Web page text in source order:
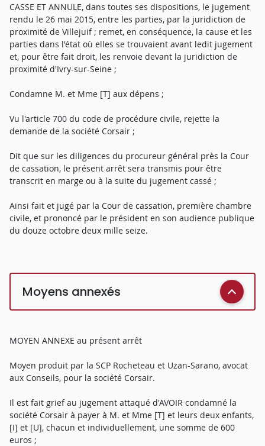
CASSE ET ANNULE, dans toutes ses dispositions, le jugement
rendu le 26 mai 2015, entre les parties, par la juridiction de
proximité de Villejuif ; remet, en conséquence, la cause et les
parties dans l'état où elles se trouvaient avant ledit jugement
et, pour être fait droit, les renvoie devant la juridiction de
proximité d'Ivry-sur-Seine ;
Condamne M. et Mme [T] aux dépens ;
Vu l'article 700 du code de procédure civile, rejette la
demande de la société Corsair ;
Dit que sur les diligences du procureur général près la Cour
de cassation, le présent arrêt sera transmis pour être
transcrit en marge ou à la suite du jugement cassé ;
Ainsi fait et jugé par la Cour de cassation, première chambre
civile, et prononcé par le président en son audience publique
du douze octobre deux mille seize.
Moyens annexés
MOYEN ANNEXE au présent arrêt
Moyen produit par la SCP Rocheteau et Uzan-Sarano, avocat
aux Conseils, pour la société Corsair.
Il est fait grief au jugement attaqué d'AVOIR condamné la
société Corsair à payer à M. et Mme [T] et leurs deux enfants,
[I] et [U], chacun et individuellement, une somme de 600
euros ;